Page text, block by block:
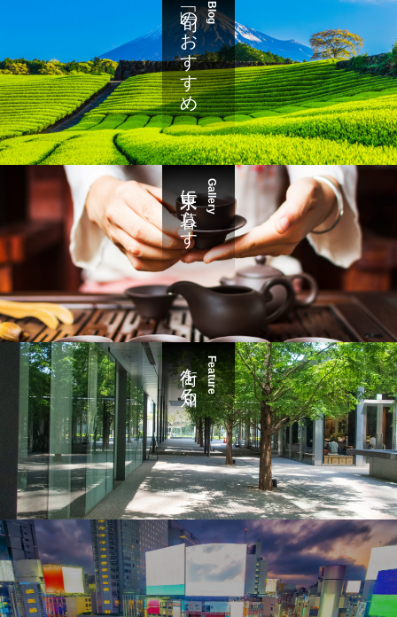
Blog
「旬」のおすすめ
Gallery
東京に暮らす
Feature
街を知る